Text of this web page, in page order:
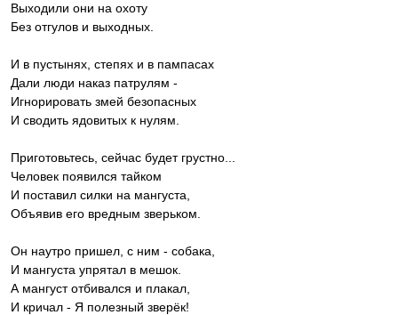
Выходили они на охоту
Без отгулов и выходных.
И в пустынях, степях и в пампасах
Дали люди наказ патрулям -
Игнорировать змей безопасных
И сводить ядовитых к нулям.
Приготовьтесь, сейчас будет грустно...
Человек появился тайком
И поставил силки на мангуста,
Объявив его вредным зверьком.
Он наутро пришел, с ним - собака,
И мангуста упрятал в мешок.
А мангуст отбивался и плакал,
И кричал - Я полезный зверёк!